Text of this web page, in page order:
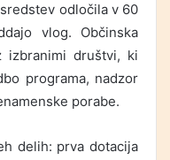
odločila v 60
vlog. Občinska
izbranimi društvi, ki
programa, nadzor
porabe.
delih: prva dotacija